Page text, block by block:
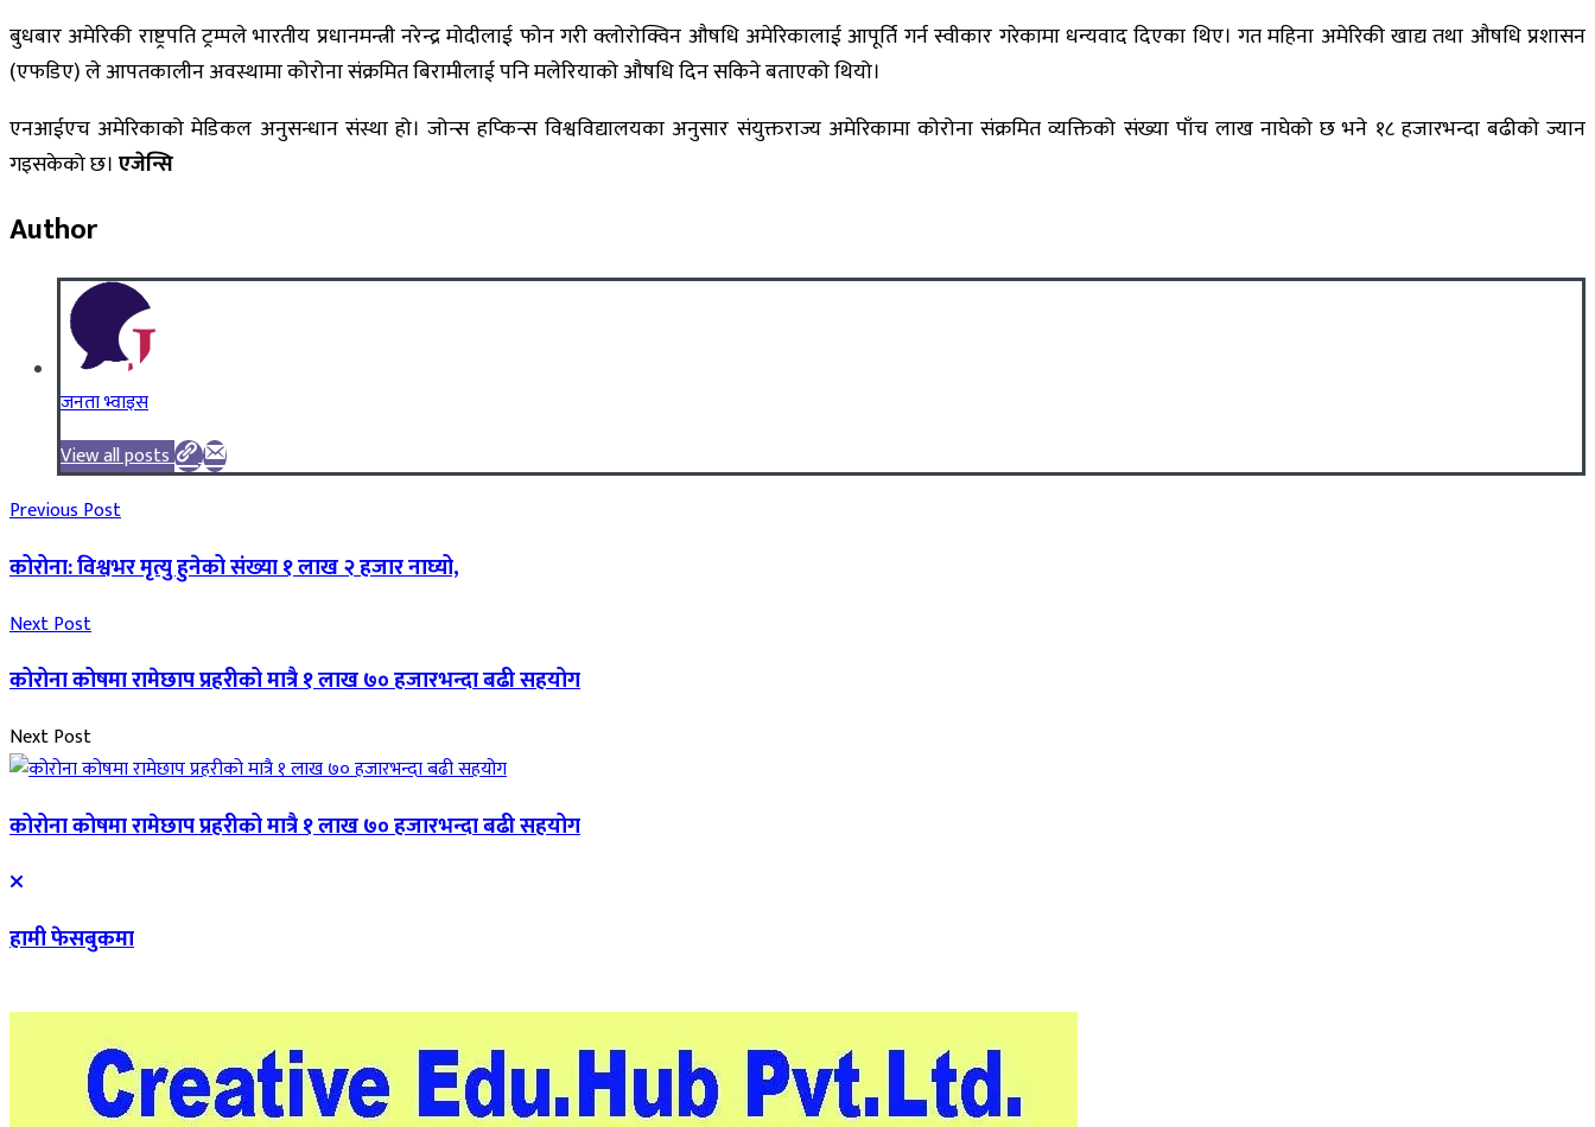
बुधबार अमेरिकी राष्ट्रपति ट्रम्पले भारतीय प्रधानमन्त्री नरेन्द्र मोदीलाई फोन गरी क्लोरोक्विन औषधि अमेरिकालाई आपूर्ति गर्न स्वीकार गरेकामा धन्यवाद दिएका थिए। गत महिना अमेरिकी खाद्य तथा औषधि प्रशासन
(एफडिए) ले आपतकालीन अवस्थामा कोरोना संक्रमित बिरामीलाई पनि मलेरियाको औषधि दिन सकिने बताएको थियो।
एनआईएच अमेरिकाको मेडिकल अनुसन्धान संस्था हो। जोन्स हप्किन्स विश्वविद्यालयका अनुसार संयुक्तराज्य अमेरिकामा कोरोना संक्रमित व्यक्तिको संख्या पाँच लाख नाघेको छ भने १८ हजारभन्दा बढीको ज्यान
गइसकेको छ। एजेन्सि
Author
जनता भ्वाइस
View all posts
Previous Post
कोरोना: विश्वभर मृत्यु हुनेको संख्या १ लाख २ हजार नाघ्यो,
Next Post
कोरोना कोषमा रामेछाप प्रहरीको मात्रै १ लाख ७० हजारभन्दा बढी सहयोग
Next Post
कोरोना कोषमा रामेछाप प्रहरीको मात्रै १ लाख ७० हजारभन्दा बढी सहयोग
हामी फेसबुकमा